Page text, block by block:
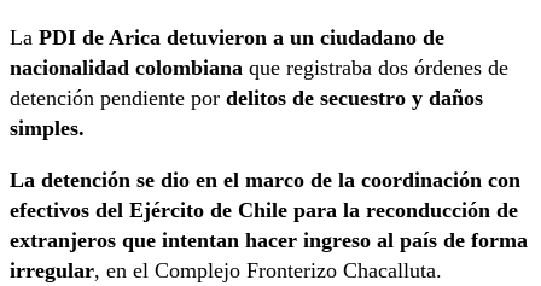
La PDI de Arica detuvieron a un ciudadano de
nacionalidad colombiana que registraba dos órdenes de
detención pendiente por delitos de secuestro y daños
simples.
La detención se dio en el marco de la coordinación con
efectivos del Ejército de Chile para la reconducción de
extranjeros que intentan hacer ingreso al país de forma
irregular, en el Complejo Fronterizo Chacalluta.